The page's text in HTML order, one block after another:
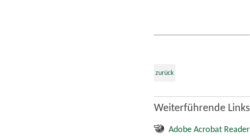
zurück
Weiterführende Links
Adobe Acrobat